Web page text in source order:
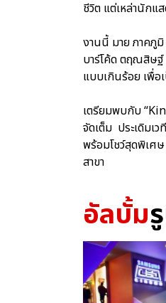
ชีวิต แต่เหล่านักแ
งานนี้ มาย ภาคภู
บาร์โค้ด ตฤณสิษ
แบบเกินร้อย เพื่
เตรียมพบกับ
จัดเต็ม ประเดิม
พร้อมโชว์สุดพิเศ
สาขา
อัลบั้ม